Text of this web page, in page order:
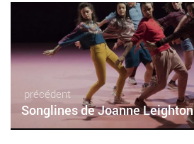
précédent
Songlines de Joanne Leighton